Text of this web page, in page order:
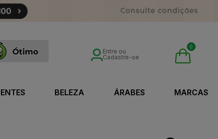
Entre ou
Cadastre-se
0
BELEZA ÁRABES MARCAS